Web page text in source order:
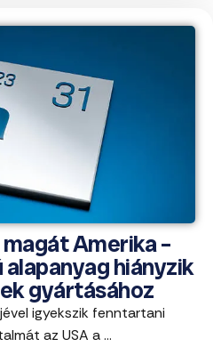
Amerika –
hiányzik
gyártásához
igyekszik fenntartani
az USA a ...